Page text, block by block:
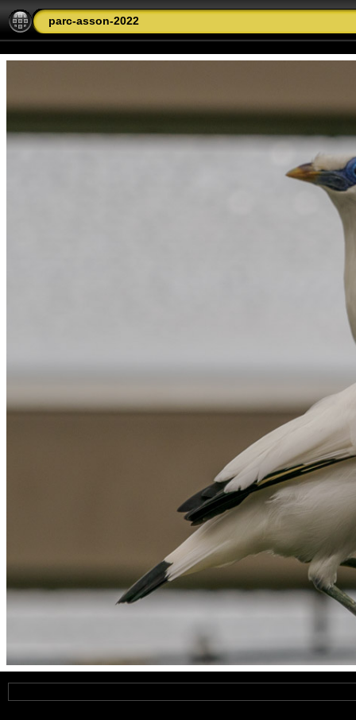
parc-asson-2022